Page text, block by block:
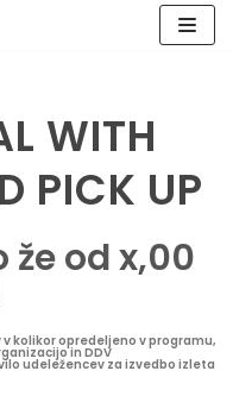
WITH
PICK UP
že od x,00
kolikor opredeljeno v programu,
in DDV
udeležencev za izvedbo izleta